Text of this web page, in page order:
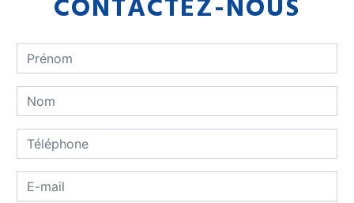
CONTACTEZ-NOUS